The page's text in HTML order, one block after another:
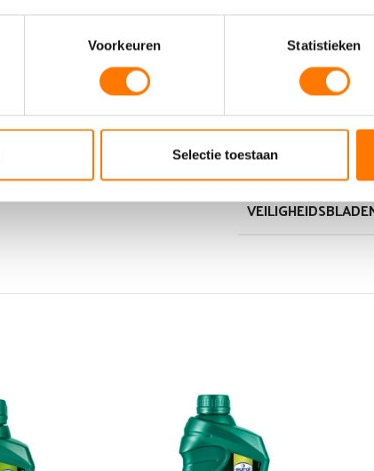
Voorkeuren Statistieken
Selectie toestaan
PERFORMANCE
PI-BLADEN